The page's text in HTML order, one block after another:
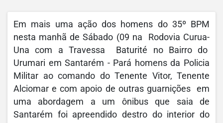
Em mais uma ação dos homens do 35º BPM
nesta manhã de Sábado (09 na Rodovia Curua-
Una com a Travessa Baturité no Bairro do
Urumari em Santarém - Pará homens da Policia
Militar ao comando do Tenente Vitor, Tenente
Alciomar e com apoio de outras guarnições em
uma abordagem a um ônibus que saia de
Santarém foi apreendido destro do interior do